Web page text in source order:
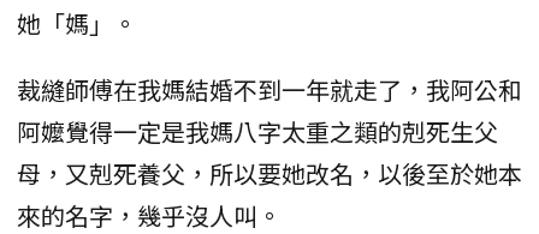
她「媽」。
裁縫師傅在我媽結婚不到一年就走了，我阿公和
阿嬤覺得一定是我媽八字太重之類的剋死生父
母，又剋死養父，所以要她改名，以後至於她本
來的名字，幾乎沒人叫。